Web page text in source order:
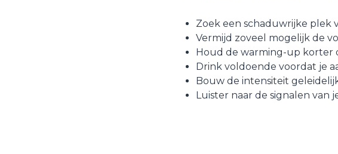
Zoek een schaduwrijke plek
Vermijd zoveel mogelijk de
Houd de warming-up korter
Drink voldoende voordat je
Bouw de intensiteit
Luister naar de signalen van